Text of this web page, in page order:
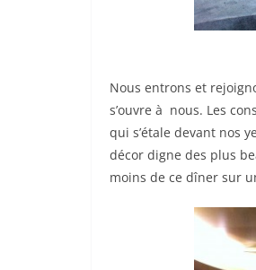
Nous entrons et
s’ouvre à nous. Les
qui s’étale devant nos
décor digne des plus
moins de ce dîner sur